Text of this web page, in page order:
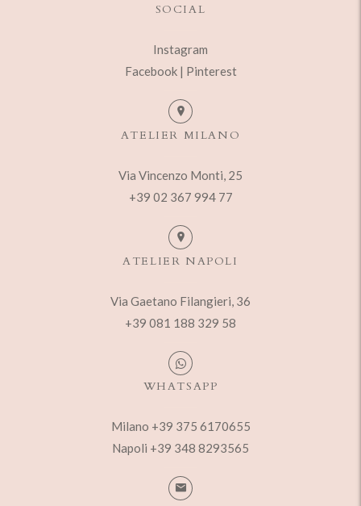
SOCIAL
Instagram
Facebook | Pinterest
ATELIER MILANO
Via Vincenzo Monti, 25
+39 02 367 994 77
ATELIER NAPOLI
Via Gaetano Filangieri, 36
+39 081 188 329 58
WHATSAPP
Milano +39 375 6170655
Napoli +39 348 8293565